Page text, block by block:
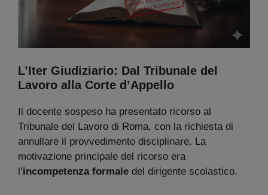
L’Iter Giudiziario: Dal Tribunale del
Lavoro alla Corte d’Appello
Il docente sospeso ha presentato ricorso al
Tribunale del Lavoro di Roma, con la richiesta di
annullare il provvedimento disciplinare. La
motivazione principale del ricorso era
l’incompetenza formale del dirigente scolastico.